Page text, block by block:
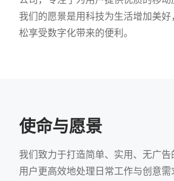
我们的愿景是用科技为生活增加美
松享受数字化带来的便利。
使命与愿景
我们致力于打造简单、实用、无广
用户更高效地处理日常工作与创意